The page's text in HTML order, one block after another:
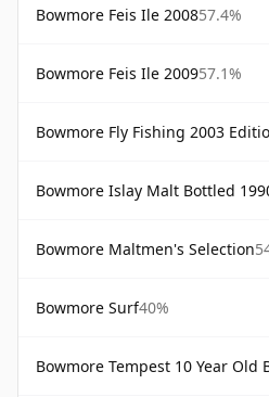
Bowmore Feis Ile 200857.4%
Bowmore Feis Ile 200957.1%
Bowmore Fly Fishing 2003
Bowmore Islay Malt Bottled
Bowmore Maltmen's Selection
Bowmore Surf40%
Bowmore Tempest 10 Year Old